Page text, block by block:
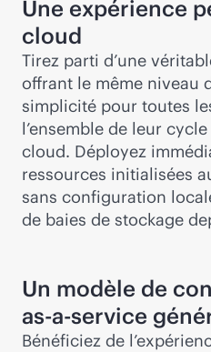
Une expérience
cloud
Tirez parti d’une
offrant le même niveau
simplicité pour toutes
l’ensemble de leur
cloud. Déployez
ressources initialisées
sans configuration
de baies de stockage
Un modèle de
as-a-service
Bénéficiez de